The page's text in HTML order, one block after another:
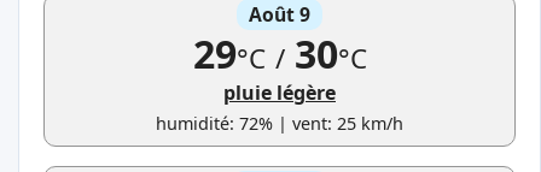
Août 9
29°C /30°C
pluie légère
humidité: 72% | vent: 25 km/h